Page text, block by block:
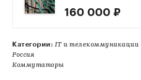
160 000 ₽
Категории: IT и телекоммуникации
Россия
Коммутаторы